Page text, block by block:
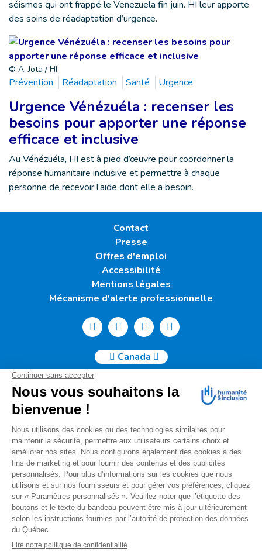
séismes qui ont frappé le Venezuela fin juin. HI leur apporte
des soins de réadaptation d’urgence.
© A. Jota / HI
Prévention Réadaptation Santé Urgence
Urgence Vénézuéla : recenser les
besoins pour apporter une réponse
efficace et inclusive
Au Vénézuéla, HI est à pied d’œuvre pour coordonner la
réponse humanitaire inclusive et permettre à chaque
personne de recevoir l’aide dont elle a besoin.
Contact
Presse
Offres d'emploi
Accessibilité
Mentions légales
Mécanisme d'alerte professionnelle
Canada
Humanité & Inclusion Canada | 50, Sainte-Catherine Ouest -
Suite 500b | H2X 3V4 Montréal
info@canada.hi.org
Tél. : (514) 908-2813
No de charité : 88914 7401 RR0001
Pour toutes questions relatives à votre donation, s'il vous